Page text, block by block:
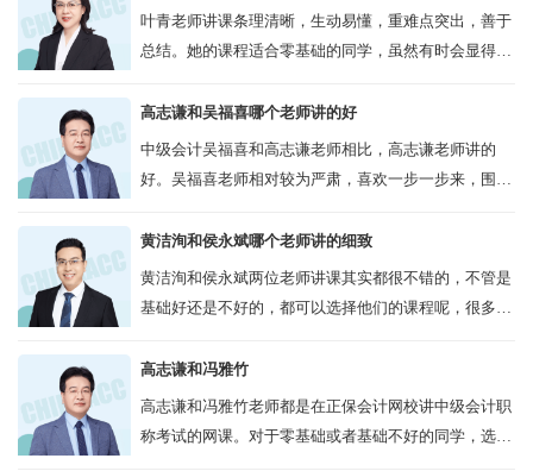
叶青老师讲课条理清晰，生动易懂，重难点突出，善于
总结。她的课程适合零基础的同学，虽然有时会显得有
净利索，思路清晰，擅长总结，每...
高志谦和吴福喜哪个老师讲的好
中级会计吴福喜和高志谦老师相比，高志谦老师讲的
好。吴福喜老师相对较为严肃，喜欢一步一步来，围绕
和认真。而题目吴福喜也基础，例题...
黄洁洵和侯永斌哪个老师讲的细致
黄洁洵和侯永斌两位老师讲课其实都很不错的，不管是
基础好还是不好的，都可以选择他们的课程呢，很多机
听另外的一位老师，只有适合自己的授课...
高志谦和冯雅竹
高志谦和冯雅竹老师都是在正保会计网校讲中级会计职
称考试的网课。对于零基础或者基础不好的同学，选择